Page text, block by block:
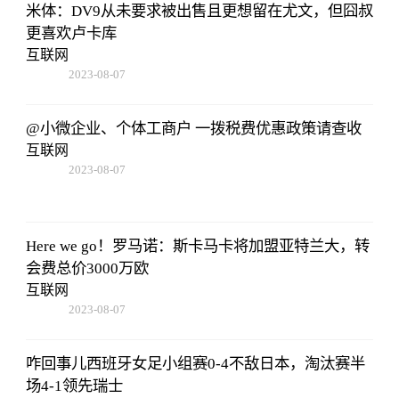
米体：DV9从未要求被出售且更想留在尤文，但囧叔
更喜欢卢卡库
互联网
2023-08-07
@小微企业、个体工商户 一拨税费优惠政策请查收
互联网
2023-08-07
Here we go！罗马诺：斯卡马卡将加盟亚特兰大，转
会费总价3000万欧
互联网
2023-08-07
咋回事儿西班牙女足小组赛0-4不敌日本，淘汰赛半
场4-1领先瑞士